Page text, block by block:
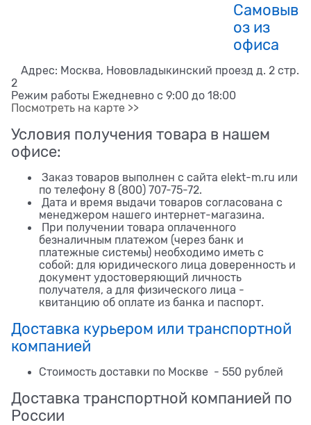
Самовыв
оз из
офиса
Адрес: Москва, Нововладыкинский проезд д. 2 стр.
2
Режим работы Ежедневно с 9:00 до 18:00
Посмотреть на карте >>
Условия получения товара в нашем
офисе:
Заказ товаров выполнен с сайта elekt-m.ru или
по телефону 8 (800) 707-75-72.
Дата и время выдачи товаров согласована с
менеджером нашего интернет-магазина.
При получении товара оплаченного
безналичным платежом (через банк и
платежные системы) необходимо иметь с
собой: для юридического лица доверенность и
документ удостоверяющий личность
получателя, а для физического лица -
квитанцию об оплате из банка и паспорт.
Доставка курьером или транспортной
компанией
Стоимость доставки по Москве - 550 рублей
Доставка транспортной компанией по
России